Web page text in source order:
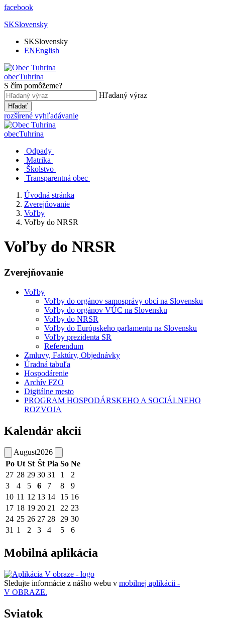
facebook
SKSlovensky
SKSlovensky
ENEnglish
obecTuhrina
S čím pomôžeme?
Hľadaný výraz
Hľadať
rozšírené vyhľadávanie
obecTuhrina
Odpady
Matrika
Školstvo
Transparentná obec
Úvodná stránka
Zverejňovanie
Voľby
Voľby do NRSR
Voľby do NRSR
Zverejňovanie
Voľby
Voľby do orgánov samosprávy obcí na Slovensku
Voľby do orgánov VÚC na Slovensku
Voľby do NRSR
Voľby do Európskeho parlamentu na Slovensku
Voľby prezidenta SR
Referendum
Zmluvy, Faktúry, Objednávky
Úradná tabuľa
Hospodárenie
Archív FZO
Digitálne mesto
PROGRAM HOSPODÁRSKEHO A SOCIÁLNEHO
ROZVOJA
Kalendár akcií
August2026
Po Ut St Št Pia So Ne
27 28 29 30 31 1
2
3
4 5 6 7 8
9
10 11 12 13 14 15 16
17 18 19 20 21 22 23
24 25 26 27 28 29 30
31 1 2 3 4 5 6
Mobilná aplikácia
Sledujte informácie z nášho webu v mobilnej aplikácii -
V OBRAZE.
Sviatok